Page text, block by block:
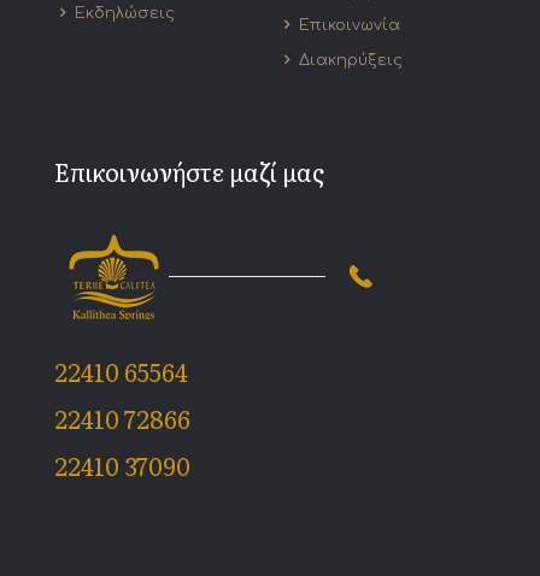
Εκδηλώσεις
Επικοινωνία
Διακηρύξεις
Επικοινωνήστε μαζί μας
22410 65564
22410 72866
22410 37090